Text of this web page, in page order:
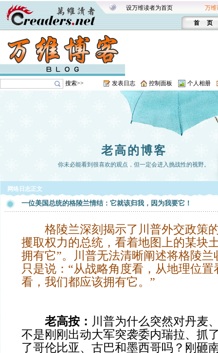
设万维读者为首页 万维
首 页
搜索>> 发表日志 控制面板 个人相册
老高的博客
你未必能看到很喜欢的观点，但一定会进入挑战性的视野。
网络日志正文
一位美国总统的格陵兰情结：它就该归我，因为我要它！
格陵兰深刻揭示了川普外交政策
攫取权力的总统，看着地图上的某块
拥有它”。川普无法清晰阐述将格陵
只是说：“从战略角度看，从地理位
看，我们都应该拥有它。”
老高按： 川普为什么突然对丹麦
不是刚刚出动大军突袭委内瑞拉、抓
了哥伦比亚、古巴和墨西哥吗？刚砸